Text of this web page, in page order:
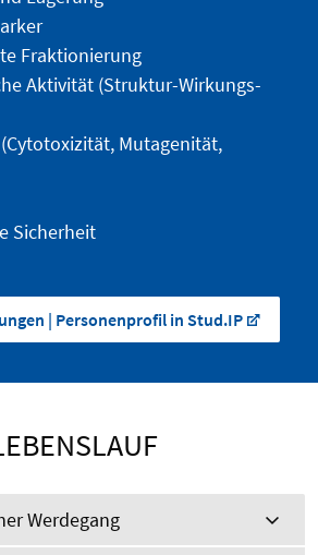
Fraktionierung
Aktivität (Struktur-Wirkungs-
Mutagenität,
Sicherheit
| Personenprofil in Stud.IP
Werdegang